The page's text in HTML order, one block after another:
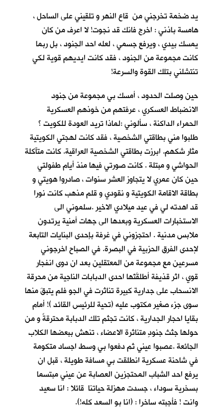
يد ضخمة تخرجني من قاع النهر و تلقيني على الساحل ،
هامسة باذني : اخرج فانك قد نجوت! لا اعرف من كان
يمسك بيدي ، ويرفع جسمي ، لعله احد الجنود ، بل ربما
كانت مجموعة من الجنود ، فقد كانت ايديهم قوية لكي
تنتشلني بتلك القوة والسرعة!
حين وصلت الحدود ، أمسك بي مجموعة من جنود
الانضباط العسكري ، عرفتهم من خوذهم العسكرية
الحمراء الداكنة ، سألوني :لماذا تريد العودة للكويت ؟
طلبوا مني بطاقتي الشخصية ، فقد كانت لهجتي الكويتية
مثار شكهم. ابرزت بطاقتي الشخصية العراقية. كانت متآكلة
الحواشي و مبتلة . كانت صورتي فيها منذ أيام طفولتي
حين كان عمري لا يتجاوز العشر سنوات ، صادروا هويتي و
بطاقة الاقامة الكويتية و نقودي و قلم مذهب كانت نورا
قد اهدته لي في عيد ميلادي الاخير .سلموني الى
الاستخبارات العسكرية وبعدها الى جهات أمنية يرتدون
ملابس مدنية . احتجزوني في غرفة بإحدى البنايات التابعة
لإحدى الفرق الحزبية في البصرة. في الصباح اخرجوني
مسرعين مع مجموعة من المعتقلين بعد ان دوى انفجار
قوي ، اثر قذيفة أطلقَتْها احدى الدبابات الناجية من محرقة
الانسحاب على جدارية كبيرة تناثرت في الجو فلم يتبقَ منها
سوى جزء صغير مكتوب عليه (تحية للرئيس القائد )! أمام
بقايا احجار الجدارية ، كانت تجثم تلك الدبابة محترقةً و من
حولها جثث جنودٍ متناثرة الاعضاء ، تنهش ببعضها الكلاب
الجائعة .عصبوا عيني ثم دفعوا بي وسط اجساد متكومة
في شاحنة عسكرية انطلقت بي مسافة طويلة ، قبل ان
يرفع احد الشباب المحتجزين العصابة عن عيني مبتسما
بسخرية سوداء ، جسدت مهزلة حياتنا قائلا : انا سعيد
وانت ! فأجبته ساخرا : (انا بو السعد كله!).